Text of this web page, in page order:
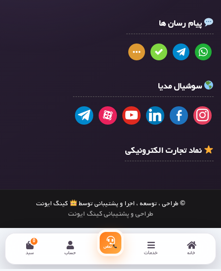
خانه خدمات
تماس
حساب سبد
0
پیام رسان ها
سوشیال مدیا
نماد تجارت الکترونیکی
© طراحی ، توسعه ، اجرا و پشتیبانی توسط کینگ ایونت
طراحی و پشتیبانی کینگ ایونت